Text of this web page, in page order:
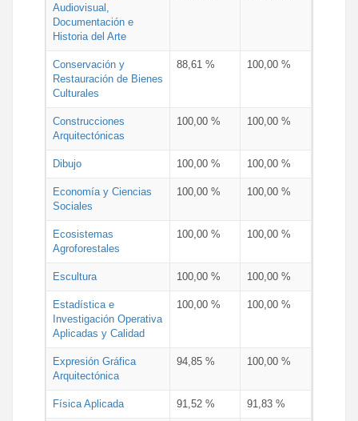
Audiovisual,
Documentación e
Historia del Arte
Conservación y
Restauración de Bienes
Culturales
88,61 % 100,00 %
Construcciones
Arquitectónicas
100,00 % 100,00 %
Dibujo 100,00 % 100,00 %
Economía y Ciencias
Sociales
100,00 % 100,00 %
Ecosistemas
Agroforestales
100,00 % 100,00 %
Escultura 100,00 % 100,00 %
Estadística e
Investigación Operativa
Aplicadas y Calidad
100,00 % 100,00 %
Expresión Gráfica
Arquitectónica
94,85 % 100,00 %
Física Aplicada 91,52 % 91,83 %